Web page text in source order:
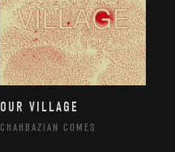
OUR VILLAGE
CHAHBAZIAN COMES